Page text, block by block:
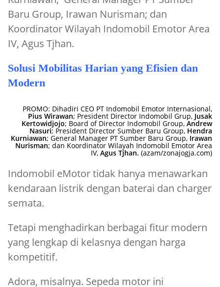
Baru Group, Irawan Nurisman; dan
Koordinator Wilayah Indomobil Emotor Area
IV, Agus Tjhan.
Solusi Mobilitas Harian yang Efisien dan
Modern
PROMO: Dihadiri CEO PT Indomobil Emotor Internasional,
Pius Wirawan; President Director Indomobil Grup, Jusak
Kertowidjojo; Board of Director Indomobil Group, Andrew
Nasuri; President Director Sumber Baru Group, Hendra
Kurniawan; General Manager PT Sumber Baru Group, Irawan
Nurisman; dan Koordinator Wilayah Indomobil Emotor Area
IV, Agus Tjhan. (azam/zonajogja.com)
Indomobil eMotor tidak hanya menawarkan
kendaraan listrik dengan baterai dan charger
semata.
Tetapi menghadirkan berbagai fitur modern
yang lengkap di kelasnya dengan harga
kompetitif.
Adora, misalnya. Sepeda motor ini